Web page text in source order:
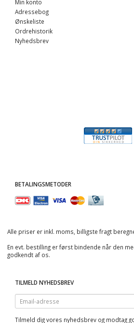
Min konto
Adressebog
Ønskeliste
Ordrehistorik
Nyhedsbrev
BETALINGSMETODER
Alle priser er inkl. moms, billigste fragt
En evt. bestilling er først bindende når den
godkendt af os.
TILMELD NYHEDSBREV
Email-
adresse
Tilmeld dig vores nyhedsbrev og modtag